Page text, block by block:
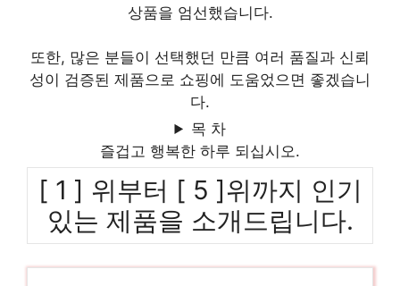
상품을 엄선했습니다.
또한, 많은 분들이 선택했던 만큼 여러 품질과 신뢰
성이 검증된 제품으로 쇼핑에 도움었으면 좋겠습니
다.
목 차
즐겁고 행복한 하루 되십시오.
[ 1 ] 위부터 [ 5 ]위까지 인기
있는 제품을 소개드립니다.